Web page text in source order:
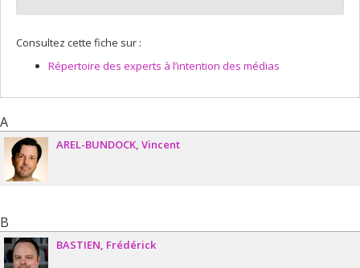
Consultez cette fiche sur :
Répertoire des experts à l’intention des médias
A
AREL-BUNDOCK Vincent
B
BASTIEN Frédérick